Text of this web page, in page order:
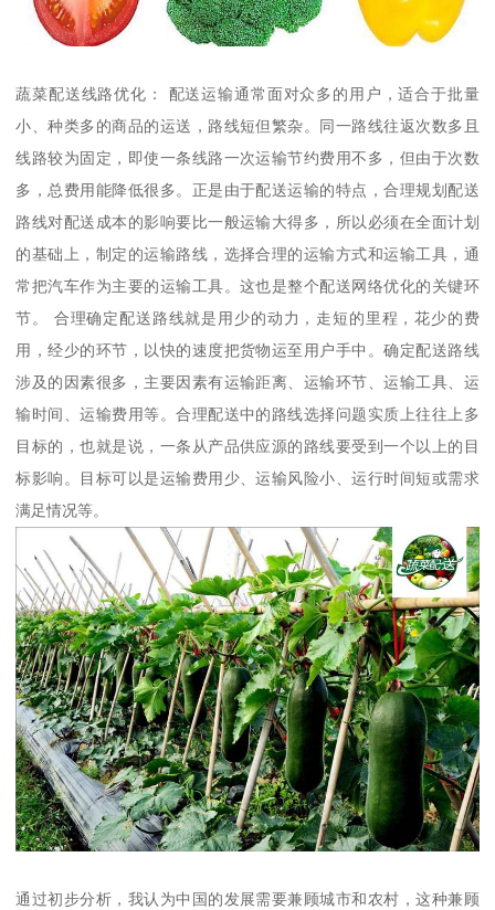
蔬菜配送线路优化： 配送运输通常面对众多的用户，适合于批量
小、种类多的商品的运送，路线短但繁杂。同一路线往返次数多且
线路较为固定，即使一条线路一次运输节约费用不多，但由于次数
多，总费用能降低很多。正是由于配送运输的特点，合理规划配送
路线对配送成本的影响要比一般运输大得多，所以必须在全面计划
的基础上，制定的运输路线，选择合理的运输方式和运输工具，通
常把汽车作为主要的运输工具。这也是整个配送网络优化的关键环
节。 合理确定配送路线就是用少的动力，走短的里程，花少的费
用，经少的环节，以快的速度把货物运至用户手中。确定配送路线
涉及的因素很多，主要因素有运输距离、运输环节、运输工具、运
输时间、运输费用等。合理配送中的路线选择问题实质上往往上多
目标的，也就是说，一条从产品供应源的路线要受到一个以上的目
标影响。目标可以是运输费用少、运输风险小、运行时间短或需求
满足情况等。
通过初步分析，我认为中国的发展需要兼顾城市和农村，这种兼顾